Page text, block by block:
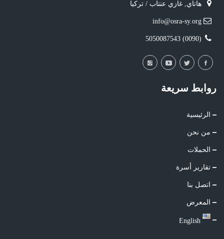
هاتاي, غازي عنتاب / تركيا
info@osra-sy.org
(0090) 5050087543
روابط سريعة
الرئيسية
من نحن
الحملات
تقارير أسرة
اتصل بنا
المعرض
English